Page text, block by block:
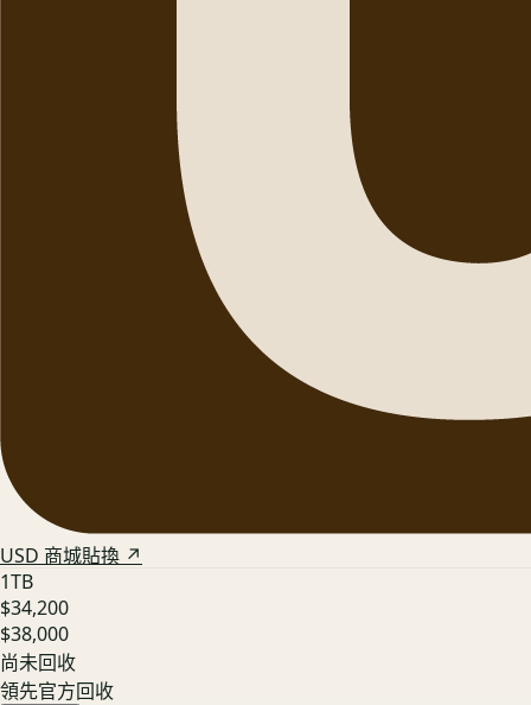
USD 商城貼換 ↗
1TB
$34,200
$38,000
尚未回收
領先官方回收